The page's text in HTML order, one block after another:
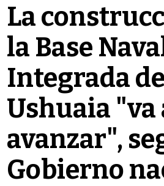
La
la Base
Integrada de
Ushuaia "va
avanzar",
Gobierno